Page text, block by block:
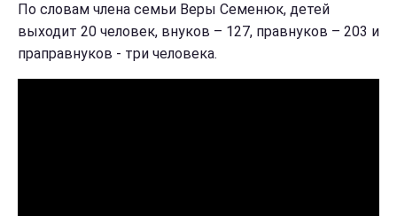
По словам члена семьи Веры Семенюк, детей
выходит 20 человек, внуков – 127, правнуков – 203 и
праправнуков - три человека.